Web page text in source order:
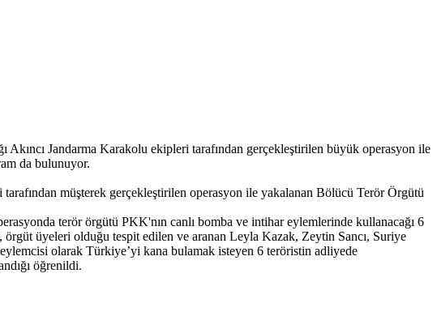
Jandarma Karakolu ekipleri tarafından gerçekleştirilen büyük operasyon ile
da bulunuyor.
müşterek gerçekleştirilen operasyon ile yakalanan Bölücü Terör Örgütü
terör örgütü PKK'nın canlı bomba ve intihar eylemlerinde kullanacağı 6
üyeleri olduğu tespit edilen ve aranan Leyla Kazak, Zeytin Sancı, Suriye
olarak Türkiye’yi kana bulamak isteyen 6 teröristin adliyede
öğrenildi.